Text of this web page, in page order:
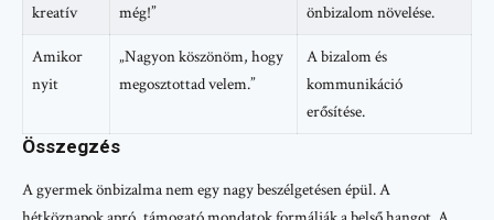
kreatív
még!”
önbizalom növelése.
Amikor
nyit
„Nagyon köszönöm, hogy
megosztottad velem.”
A bizalom és
kommunikáció
erősítése.
Összegzés
A gyermek önbizalma nem egy nagy beszélgetésen épül. A